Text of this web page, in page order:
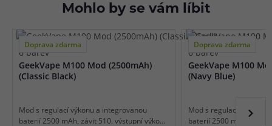
Mohlo by se vám líbit
Doprava zdarma
6 barev
GeekVape M100 Mod (2500mAh)
(Classic Black)
Mod s regulací výkonu a integrovanou
baterií 2500 mAh, závit 510, výstupní výkon
Doprava zdarma
6 barev
GeekVape M100
(Navy Blue)
Mod s regulací výkonu
baterií 2500 mAh, závit